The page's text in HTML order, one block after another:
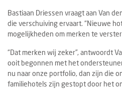
Bastiaan Driessen vraagt aan Van
die verschuiving ervaart. “Nieuwe
mogelijkheden om merken te
“Dat merken wij zeker”, antwoordt
ooit begonnen met het
nu naar onze portfolio, dan zijn die
familiehotels zijn gestopt door het